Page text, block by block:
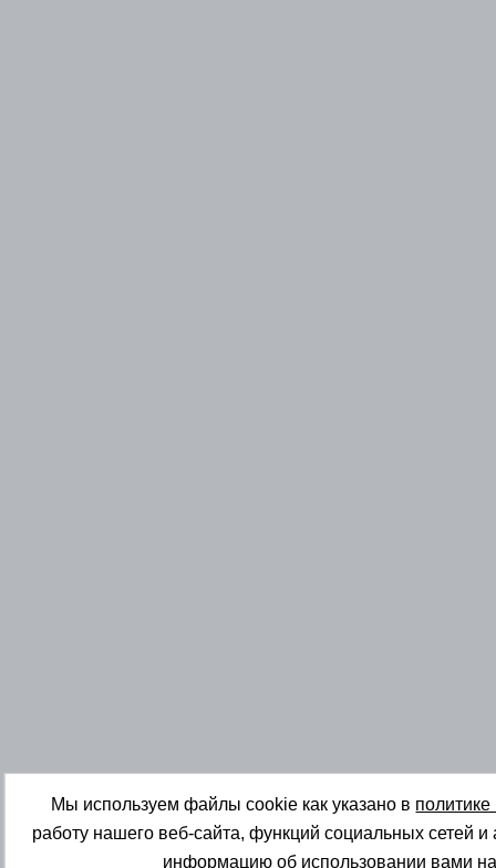
Мы используем файлы cookie как указано в
работу нашего веб-сайта, функций социальных сетей
информацию об использовании вами